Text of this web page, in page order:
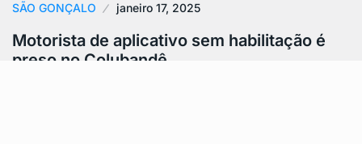
SÃO GONÇALO janeiro 17, 2025
Motorista de aplicativo sem habilitação é
preso no Colubandê